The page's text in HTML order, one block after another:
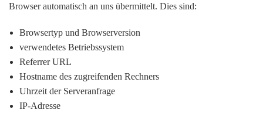
Browser automatisch an uns übermittelt. Dies sind:
Browsertyp und Browserversion
verwendetes Betriebssystem
Referrer URL
Hostname des zugreifenden Rechners
Uhrzeit der Serveranfrage
IP-Adresse